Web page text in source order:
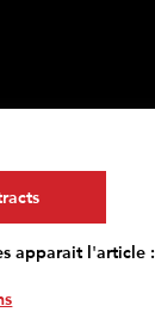
apparait l'article :